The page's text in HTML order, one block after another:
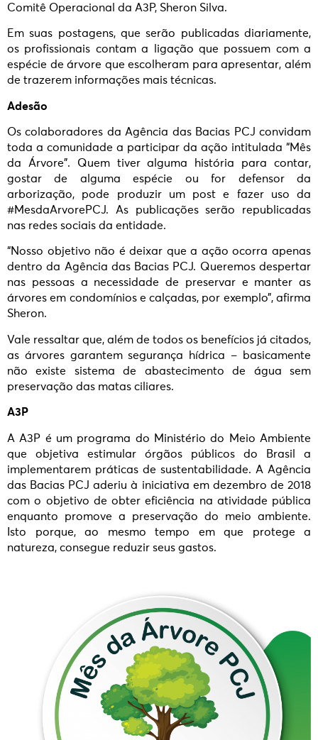
Comitê Operacional da A3P, Sheron Silva.
Em suas postagens, que serão publicadas diariamente,
os profissionais contam a ligação que possuem com a
espécie de árvore que escolheram para apresentar, além
de trazerem informações mais técnicas.
Adesão
Os colaboradores da Agência das Bacias PCJ convidam
toda a comunidade a participar da ação intitulada “Mês
da Árvore”. Quem tiver alguma história para contar,
gostar de alguma espécie ou for defensor da
arborização, pode produzir um post e fazer uso da
#MesdaArvorePCJ. As publicações serão republicadas
nas redes sociais da entidade.
“Nosso objetivo não é deixar que a ação ocorra apenas
dentro da Agência das Bacias PCJ. Queremos despertar
nas pessoas a necessidade de preservar e manter as
árvores em condomínios e calçadas, por exemplo”, afirma
Sheron.
Vale ressaltar que, além de todos os benefícios já citados,
as árvores garantem segurança hídrica – basicamente
não existe sistema de abastecimento de água sem
preservação das matas ciliares.
A3P
A A3P é um programa do Ministério do Meio Ambiente
que objetiva estimular órgãos públicos do Brasil a
implementarem práticas de sustentabilidade. A Agência
das Bacias PCJ aderiu à iniciativa em dezembro de 2018
com o objetivo de obter eficiência na atividade pública
enquanto promove a preservação do meio ambiente.
Isto porque, ao mesmo tempo em que protege a
natureza, consegue reduzir seus gastos.